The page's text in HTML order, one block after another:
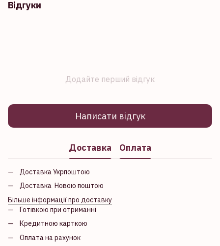
Відгуки
Додайте перший відгук
Написати відгук
Доставка Оплата
Доставка Укрпоштою
Доставка Новою поштою
Більше інформації про доставку
Готівкою при отриманні
Кредитною карткою
Оплата на рахунок